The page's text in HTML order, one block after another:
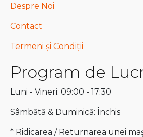
Despre Noi
Contact
Termeni și Condiții
Program de
Luni - Vineri: 09:00 - 17:30
Sâmbătă & Duminică: Închis
* Ridicarea / Returnarea unei